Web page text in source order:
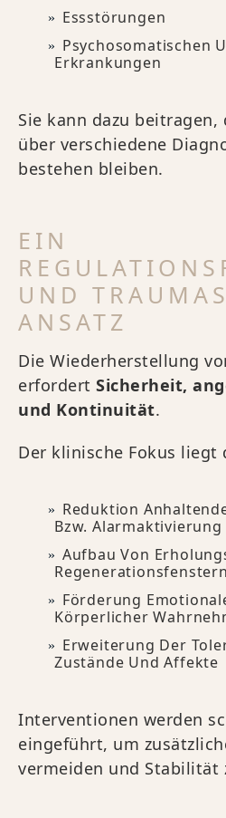
Essstörungen
Psychosomatischen
Erkrankungen
Sie kann dazu beitragen,
über verschiedene
bestehen bleiben.
EIN
UND
ANSATZ
Die Wiederherstellung
erfordert Sicherheit,
und Kontinuität.
Der klinische Fokus liegt
Reduktion
Bzw. Alarmaktivierung
Aufbau Von
Regenerationsfenstern
Förderung
Körperlicher
Erweiterung Der
Zustände Und Affekte
Interventionen werden
eingeführt, um
vermeiden und Stabilität